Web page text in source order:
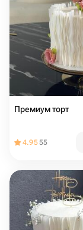
Премиум торт
4.9555